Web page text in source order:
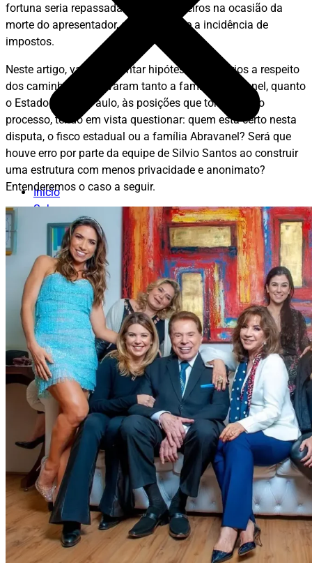
Início
Sobre
Estruturação offshore
Para seu negócio
Para Você, sua Família e Patrimônio
Consultorias
Regularização de Offshore Existente
Blog
Página Inicial
Internacionalização
Blindagem Patrimonial
Jurisdições
Negócios
Tributações
Investimentos
Fale Conosco
fortuna seria repassada para os herdeiros na ocasião da
morte do apresentador, quando houve a incidência de
impostos.
Neste artigo, vamos levantar hipóteses e cenários a respeito
dos caminhos que levaram tanto a família Abravanel, quanto
o Estado de São Paulo, às posições que tomaram no
processo, tendo em vista questionar: quem está certo nesta
disputa, o fisco estadual ou a família Abravanel? Será que
houve erro por parte da equipe de Silvio Santos ao construir
uma estrutura com menos privacidade e anonimato?
Entenderemos o caso a seguir.